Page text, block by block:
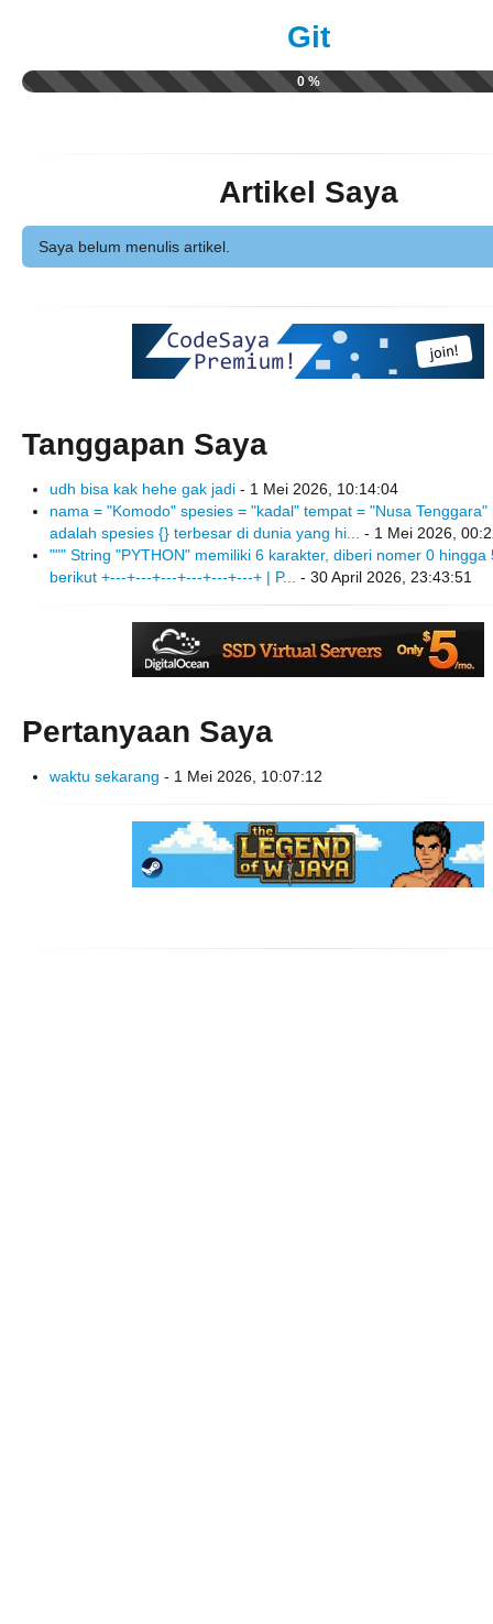
Git
0 %
Artikel Saya
Saya belum menulis artikel.
Tanggapan Saya
udh bisa kak hehe gak jadi - 1 Mei 2026, 10:14:04
nama = "Komodo" spesies = "kadal" tempat = "Nusa Tenggara"
adalah spesies {} terbesar di dunia yang hi... - 1 Mei 2026,
""" String "PYTHON" memiliki 6 karakter, diberi nomer 0 hingga
berikut +---+---+---+---+---+---+ | P... - 30 April 2026, 23:43:51
Pertanyaan Saya
waktu sekarang - 1 Mei 2026, 10:07:12